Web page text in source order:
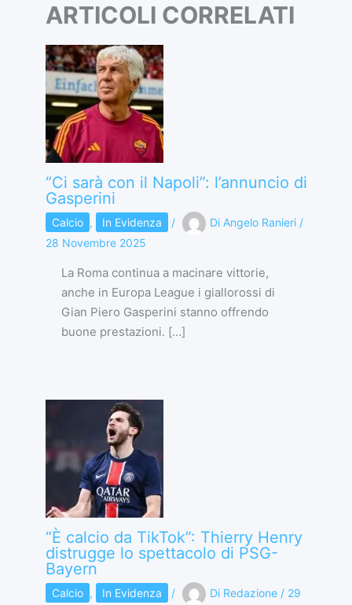
ARTICOLI CORRELATI
“Ci sarà con il Napoli”: l’annuncio di
Gasperini
Calcio , In Evidenza / Di Angelo Ranieri /
28 Novembre 2025
La Roma continua a macinare vittorie,
anche in Europa League i giallorossi di
Gian Piero Gasperini stanno offrendo
buone prestazioni. […]
“È calcio da TikTok”: Thierry Henry
distrugge lo spettacolo di PSG-
Bayern
Calcio , In Evidenza / Di Redazione / 29